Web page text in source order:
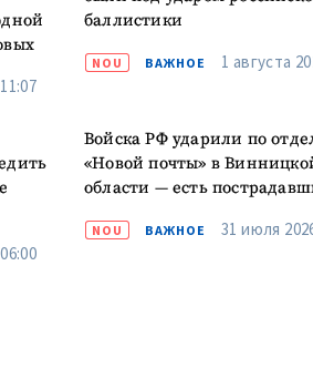
баллистики
NOU ВАЖНОЕ 1 августа
Войска РФ ударили по
«Новой почты» в
области — есть
NOU ВАЖНОЕ 31 июля